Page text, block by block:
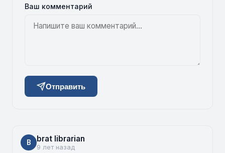
Ваш комментарий
Отправить
B brat librarian
9 лет назад